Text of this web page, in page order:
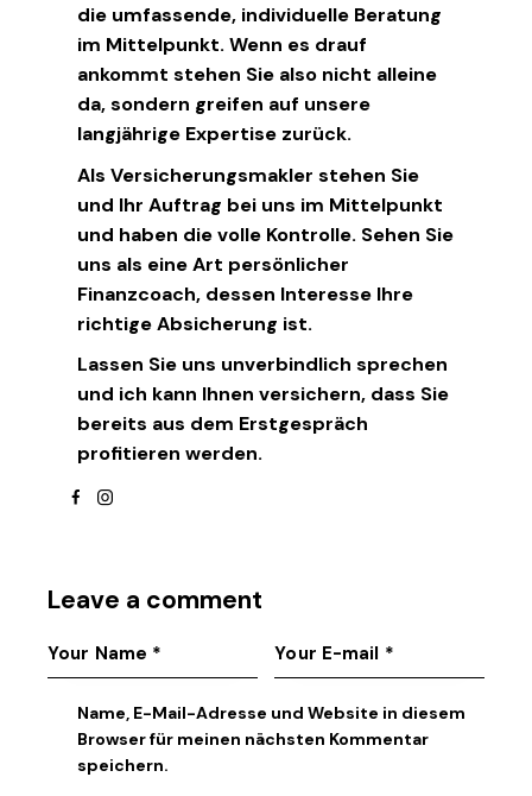
die umfassende, individuelle Beratung
im Mittelpunkt. Wenn es drauf
ankommt stehen Sie also nicht alleine
da, sondern greifen auf unsere
langjährige Expertise zurück.
Als Versicherungsmakler stehen Sie
und Ihr Auftrag bei uns im Mittelpunkt
und haben die volle Kontrolle. Sehen Sie
uns als eine Art persönlicher
Finanzcoach, dessen Interesse Ihre
richtige Absicherung ist.
Lassen Sie uns unverbindlich sprechen
und ich kann Ihnen versichern, dass Sie
bereits aus dem Erstgespräch
profitieren werden.
facebook
instagram
Leave a comment
Name, E-Mail-Adresse und Website in diesem
Browser für meinen nächsten Kommentar
speichern.